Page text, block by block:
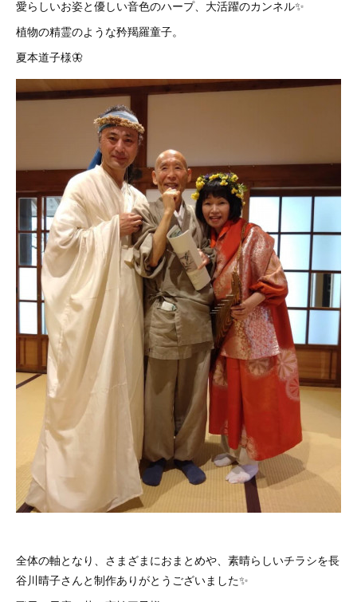
愛らしいお姿と優しい音色のハープ、大活躍のカンネル✨
植物の精霊のような矜羯羅童子。
夏本道子様🦋
全体の軸となり、さまざまにおまとめや、素晴らしいチラシを長
谷川晴子さんと制作ありがとうございました✨